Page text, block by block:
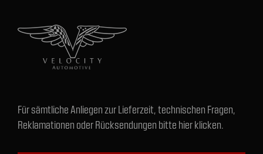
Für sämtliche Anliegen zur Lieferzeit, technischen Fragen,
Reklamationen oder Rücksendungen bitte hier klicken.